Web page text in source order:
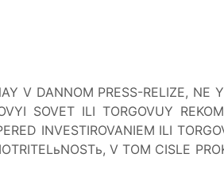
V DANNOM PRESS-RELIZE, NE
SOVET ILI TORGOVUY
INVESTIROVANIEM ILI
V TOM CISLE